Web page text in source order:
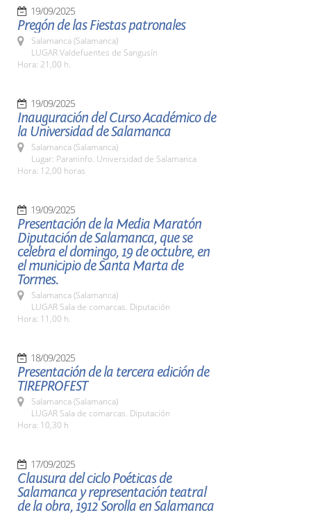
19/09/2025
Pregón de las Fiestas patronales
Salamanca (Salamanca)
LUGAR Valdefuentes de Sangusín
Hora: 21,00 h.
19/09/2025
Inauguración del Curso Académico de
la Universidad de Salamanca
Salamanca (Salamanca)
Lugar: Paraninfo. Universidad de Salamanca
Hora: 12,00 horas
19/09/2025
Presentación de la Media Maratón
Diputación de Salamanca, que se
celebra el domingo, 19 de octubre, en
el municipio de Santa Marta de
Tormes.
Salamanca (Salamanca)
LUGAR Sala de comarcas. Diputación
Hora: 11,00 h.
18/09/2025
Presentación de la tercera edición de
TIREPROFEST
Salamanca (Salamanca)
LUGAR Sala de comarcas. Diputación
Hora: 10,30 h
17/09/2025
Clausura del ciclo Poéticas de
Salamanca y representación teatral
de la obra, 1912 Sorolla en Salamanca